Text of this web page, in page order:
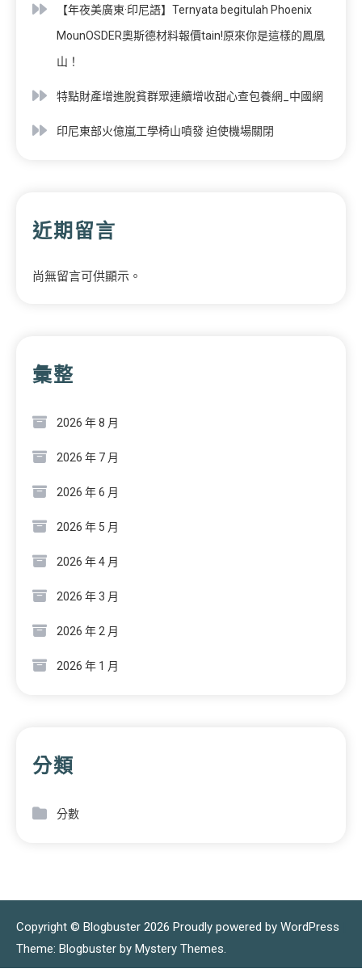
【年夜美廣東·印尼語】Ternyata begitulah Phoenix
MounOSDER奧斯德材料報價tain!原來你是這樣的鳳凰
山！
特點財產增進脫貧群眾連續增收甜心查包養網_中國網
印尼東部火億嵐工學椅山噴發 迫使機場關閉
近期留言
尚無留言可供顯示。
彙整
2026 年 8 月
2026 年 7 月
2026 年 6 月
2026 年 5 月
2026 年 4 月
2026 年 3 月
2026 年 2 月
2026 年 1 月
分類
分數
Copyright © Blogbuster 2026 Proudly powered by WordPress
Theme: Blogbuster by Mystery Themes